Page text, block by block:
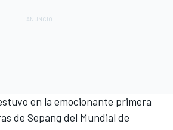
en la emocionante primera
de Sepang del Mundial de